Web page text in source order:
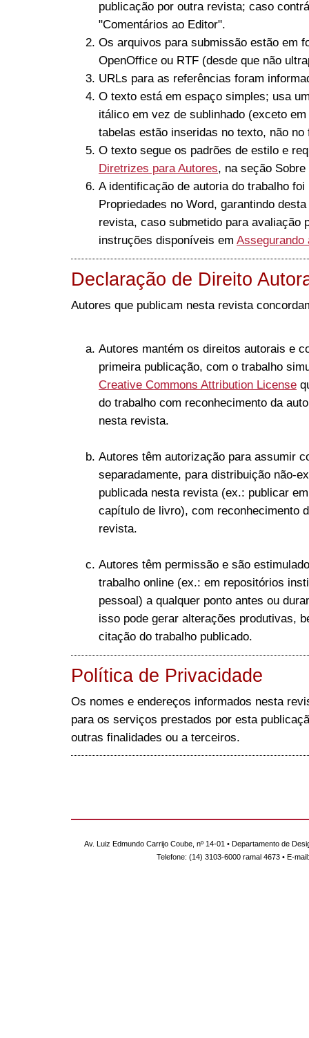
publicação por outra revista; caso
"Comentários ao Editor".
Os arquivos para submissão estão em
OpenOffice ou RTF (desde que não
URLs para as referências foram
O texto está em espaço simples; usa
itálico em vez de sublinhado (exceto
tabelas estão inseridas no texto, não
O texto segue os padrões de estilo e
Diretrizes para Autores, na seção
A identificação de autoria do trabalho
Propriedades no Word, garantindo
revista, caso submetido para avaliação
instruções disponíveis em Assegurando
Declaração de Direito
Autores que publicam nesta revista
Autores mantém os direitos autorais e
primeira publicação, com o trabalho
Creative Commons Attribution License
do trabalho com reconhecimento da
nesta revista.
Autores têm autorização para assumir
separadamente, para distribuição não-
publicada nesta revista (ex.: publicar
capítulo de livro), com reconhecimento
revista.
Autores têm permissão e são
trabalho online (ex.: em repositórios
pessoal) a qualquer ponto antes ou
isso pode gerar alterações produtivas,
citação do trabalho publicado.
Política de Privacidade
Os nomes e endereços informados nesta
para os serviços prestados por esta
outras finalidades ou a terceiros.
Av. Luiz Edmundo Carrijo Coube, nº 14-01 • Departamento de
Telefone: (14) 3103-6000 ramal 4673 • E-